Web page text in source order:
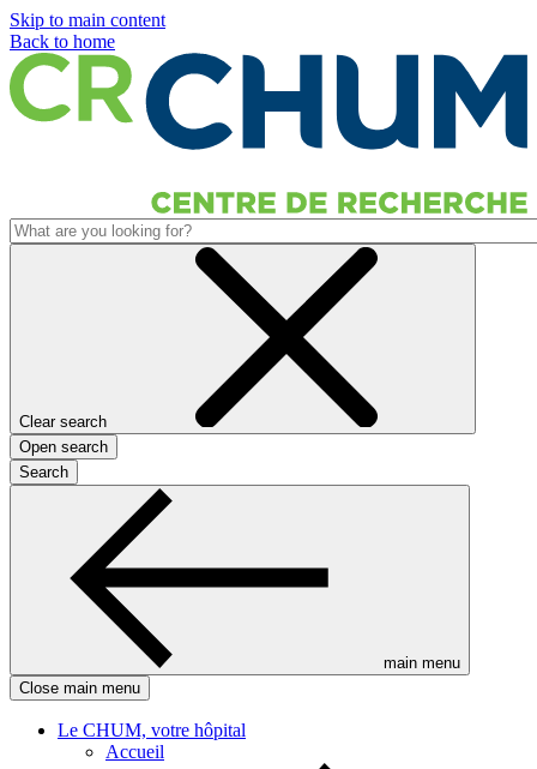
Skip to main content
Back to home
Clear search
Open search
Search
main menu
Close main menu
Le CHUM, votre hôpital
Accueil